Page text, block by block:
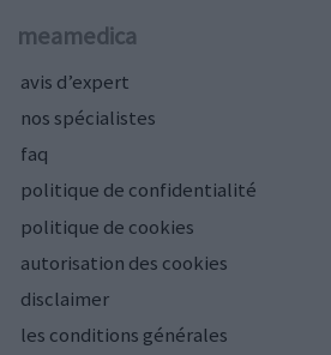
meamedica
avis d’expert
nos spécialistes
faq
politique de confidentialité
politique de cookies
autorisation des cookies
disclaimer
les conditions générales